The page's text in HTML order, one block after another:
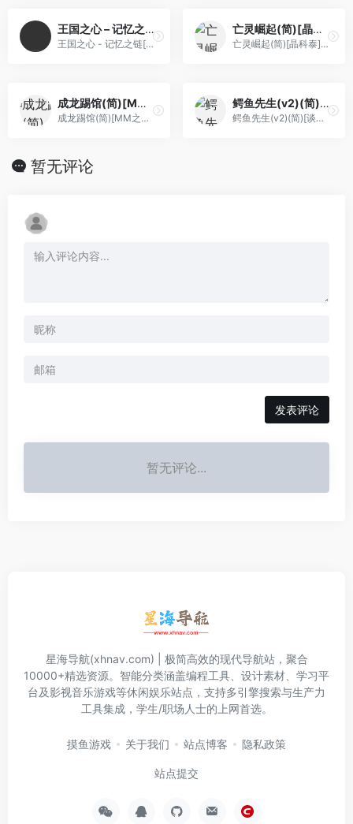
王国之心 – 记忆之链[狼组&天幻网](大字体)(简)(JP)(256Mb)
王国之心 - 记忆之链[狼组&天幻网](大字体)(简)(JP)(256Mb)
亡灵崛起(简)[晶科泰](CN)[RPG](8Mb)
亡灵崛起(简)[晶科泰](CN)[RPG](8Mb)
成龙踢馆(简)[MM之神](JP)[ACT](0.31Mb)
成龙踢馆(简)[MM之神](JP)[ACT](0.31Mb)
鳄鱼先生(v2)(简)[谈魈疯生](JP)[ACT](3Mb)
鳄鱼先生(v2)(简)[谈魈疯生](JP)[ACT](3Mb)
暂无评论
发表评论
暂无评论...
星海导航(xhnav.com) | 极简高效的现代导航站，聚合
10000+精选资源。智能分类涵盖编程工具、设计素材、学习平
台及影视音乐游戏等休闲娱乐站点，支持多引擎搜索与生产力
工具集成，学生/职场人士的上网首选。
摸鱼游戏 关于我们 站点博客 隐私政策
站点提交